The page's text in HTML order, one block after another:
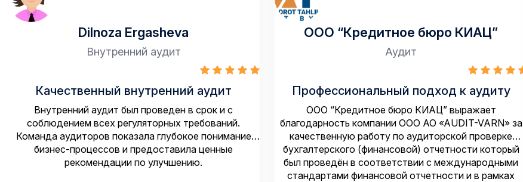
Dilnoza Ergasheva
Внутренний аудит
Качественный внутренний аудит
Внутренний аудит был проведен в срок и с
соблюдением всех регуляторных требований.
Команда аудиторов показала глубокое понимание
бизнес-процессов и предоставила ценные
рекомендации по улучшению.
OOO “Кредитное бюро КИАЦ”
Аудит
Профессиональный подход к аудиту
OOO “Кредитное бюро КИАЦ” выражает
благодарность компании ООО АО «AUDIT-VARN» за
качественную работу по аудиторской проверке
бухгалтерского (финансовой) отчетности который
был проведён в соответствии с международными
стандартами финансовой отчетности и в рамках